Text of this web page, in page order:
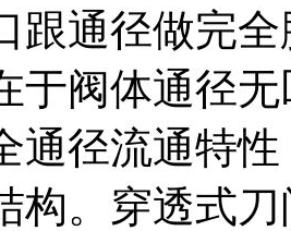
跟通径做完
于阀体通径
通径流通特
构。穿透式